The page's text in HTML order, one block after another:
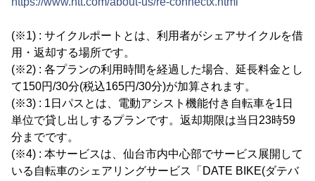
(※1) : サイクルポートとは、利用者がシェアサイクルを借
用・返却する場所です。
(※2) : 各プランの利用時間を経過した場合、延長料金とし
て150円/30分(税込165円/30分)が加算されます。
(※3) : 1日パスとは、電動アシスト機能付き自転車を1日
単位で貸し出しするプランです。返却期限は当日23時59
分までです。
(※4) : 本サービスは、仙台市内中心部でサービス展開して
いる自転車のシェアリングサービス「DATE BIKE(ダテバ